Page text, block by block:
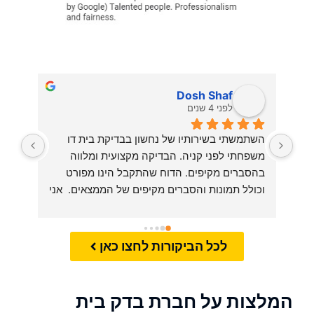
Dosh Shaf
לפני 4 שנים
השתמשתי בשירותיו של נחשון בבדיקת בית דו
משפחתי לפני קניה. הבדיקה מקצועית ומלווה
בהסברים מקיפים. הדוח שהתקבל הינו מפורט
וכולל תמונות והסברים מקיפים של הממצאים.  אני
בשרותיו כאשר אצטרך. ממליץ בחום.
לכל הביקורות לחצו כאן
המלצות על חברת בדק בית